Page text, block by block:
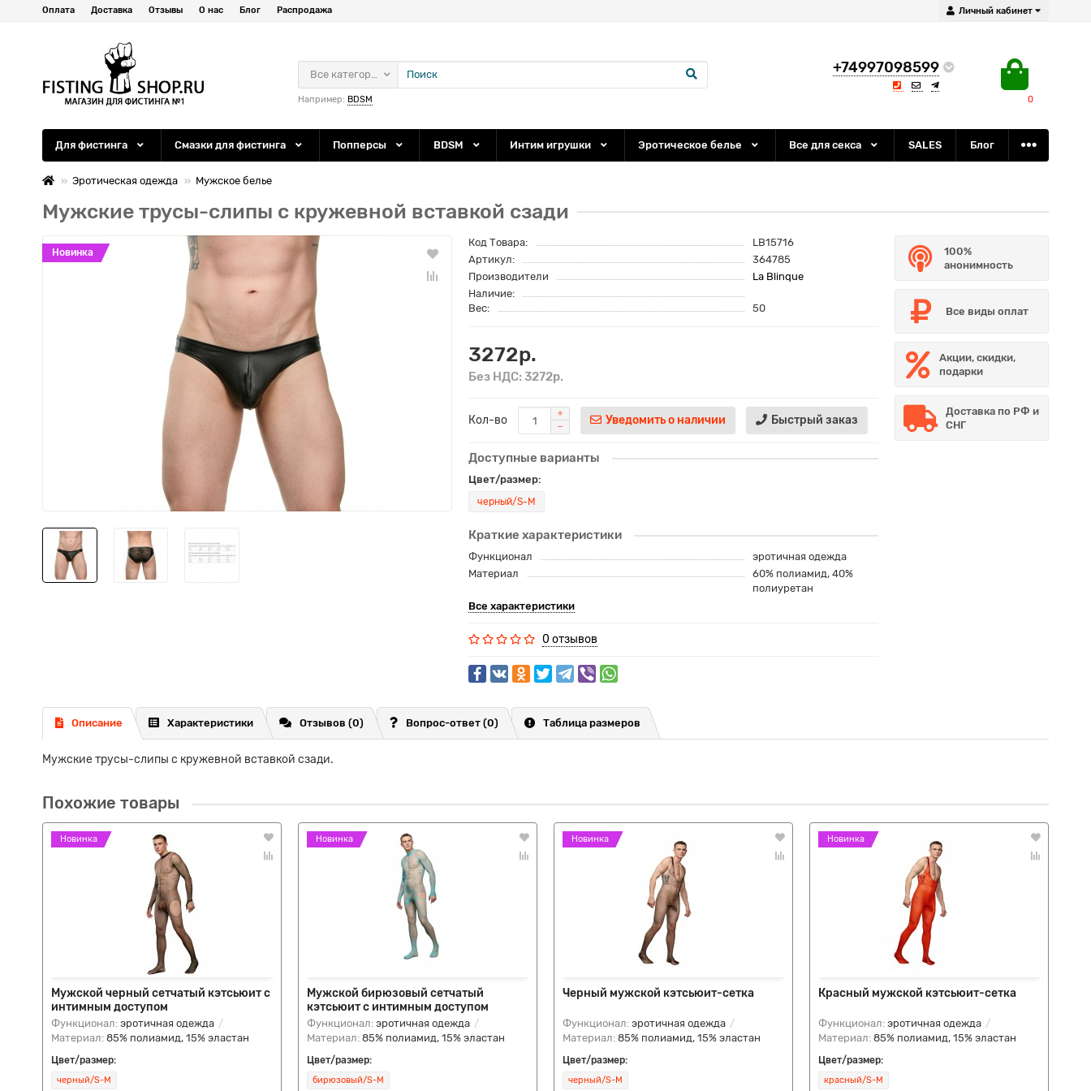
Личный кабинет
Оплата Доставка Отзывы О нас Блог Распродажа
+74997098599
0
Все категории
Например: BDSM
Для фистинга Смазки для фистинга Попперсы BDSM Интим игрушки Эротическое белье Все для секса SALES Блог
Эротическая одежда Мужское белье
Мужские трусы-слипы с кружевной вставкой сзади
Новинка
Код Товара:
LB15716
Артикул:
364785
Производители
La Blinque
Наличие:
Вес:
50
3272р.
Без НДС: 3272р.
Кол-во Уведомить о наличии Быстрый заказ
Доступные варианты
Цвет/размер:
черный/S-M
Краткие характеристики
Функционал
эротичная одежда
Материал
60% полиамид, 40%
полиуретан
Все характеристики
0 отзывов
100%
анонимность
Все виды оплат
Акции, скидки,
подарки
Доставка по РФ и
СНГ
Описание Характеристики Отзывов (0) Вопрос-ответ (0) Таблица размеров
Мужские трусы-слипы с кружевной вставкой сзади.
Похожие товары
Новинка
Мужской черный сетчатый кэтсьюит с
интимным доступом
Функционал: эротичная одежда
Материал: 85% полиамид, 15% эластан
Цвет/размер:
черный/S-M
Новинка
Мужской бирюзовый сетчатый
кэтсьюит с интимным доступом
Функционал: эротичная одежда
Материал: 85% полиамид, 15% эластан
Цвет/размер:
бирюзовый/S-M
Новинка
Черный мужской кэтсьюит-сетка
Функционал: эротичная одежда
Материал: 85% полиамид, 15% эластан
Цвет/размер:
черный/S-M
Новинка
Красный мужской кэтсьюит-сетка
Функционал: эротичная одежда
Материал: 85% полиамид, 15% эластан
Цвет/размер:
красный/S-M